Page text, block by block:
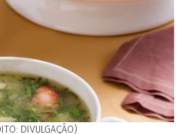
DIVULGAÇÃO)